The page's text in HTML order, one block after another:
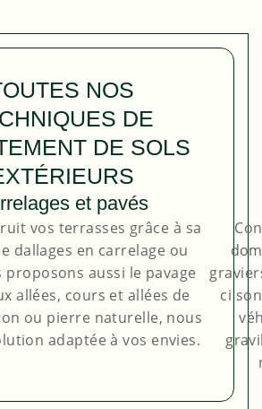
NOS
DE
DE SOLS
et pavés
vos terrasses grâce à sa
dallages en carrelage ou
proposons aussi le pavage
allées, cours et allées de
ou pierre naturelle, nous
adaptée à vos envies.
ci